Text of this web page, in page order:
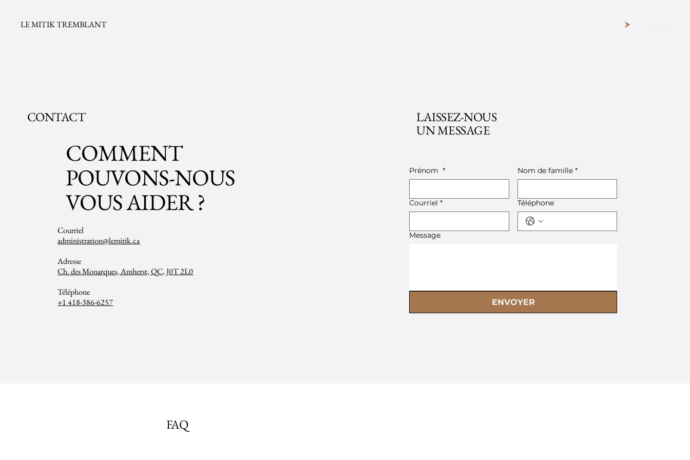
LE MITIK TREMBLANT
LAISSEZ-NOUS
UN MESSAGE
Prénom * Nom de famille *
Courriel * Téléphone
Message
ENVOYER
CONTACT
COMMENT
POUVONS-NOUS
VOUS AIDER ?
Courriel
administration@lemitik.ca
Adresse
Ch. des Monarques, Amherst, QC, J0T 2L0
Téléphone
+1 418-386-6257
FAQ